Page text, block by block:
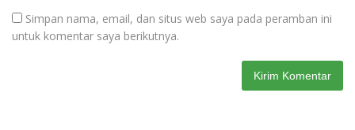
Simpan nama, email, dan situs web saya pada peramban ini
untuk komentar saya berikutnya.